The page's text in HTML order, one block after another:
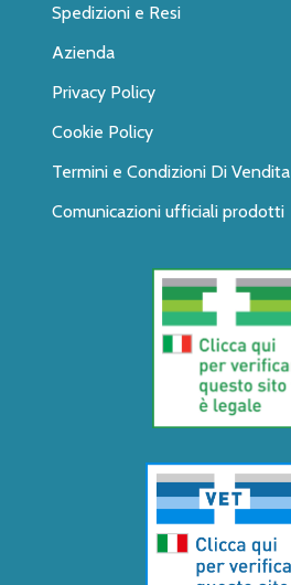
Spedizioni e Resi
Azienda
Privacy Policy
Cookie Policy
Termini e Condizioni Di Vendita
Comunicazioni ufficiali prodotti